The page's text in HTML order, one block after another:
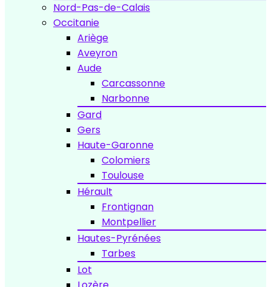
Nord-Pas-de-Calais
Occitanie
Ariège
Aveyron
Aude
Carcassonne
Narbonne
Gard
Gers
Haute-Garonne
Colomiers
Toulouse
Hérault
Frontignan
Montpellier
Hautes-Pyrénées
Tarbes
Lot